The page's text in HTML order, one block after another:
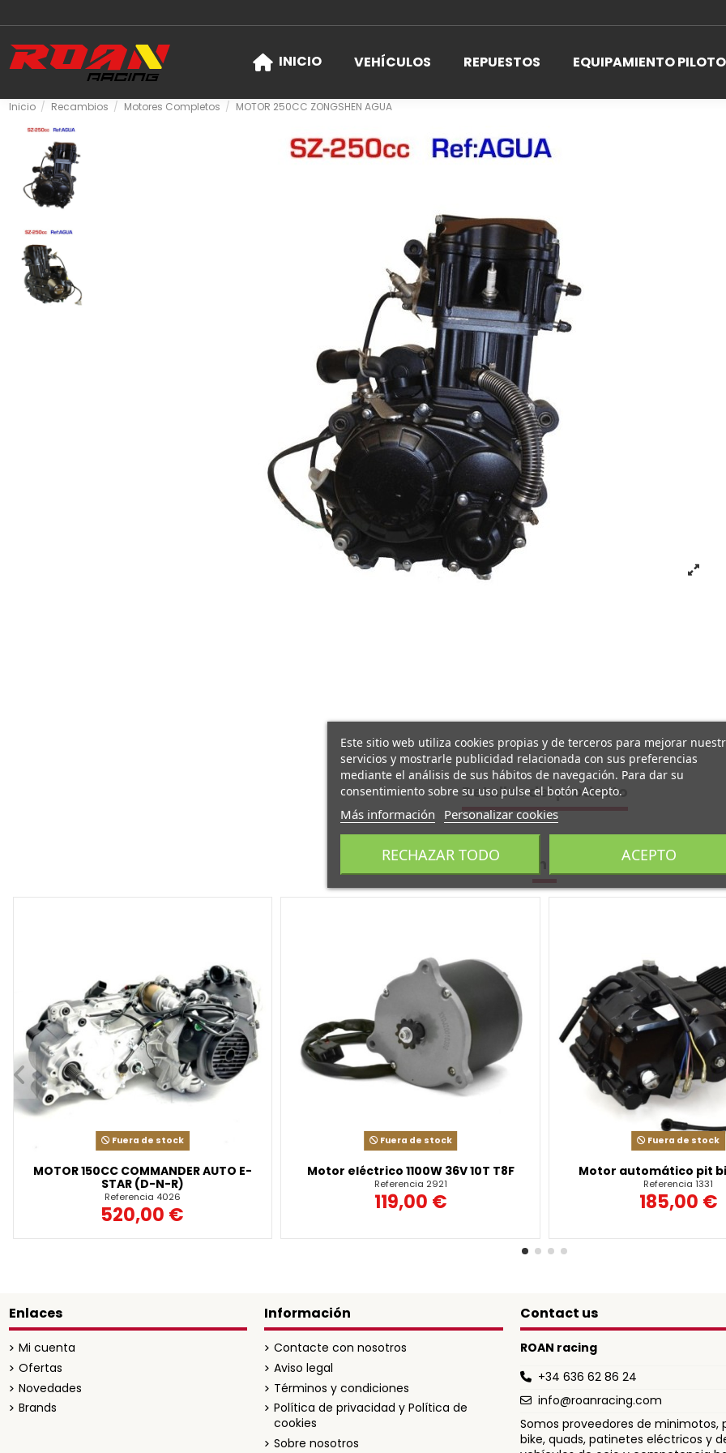
INICIO VEHÍCULOS REPUESTOS EQUIPAMIENTO PILOTO
Inicio Recambios Motores Completos MOTOR 250CC ZONGSHEN AGUA
Detalles del producto
16 otros productos en la misma categoría:
Fuera de stock
MOTOR 150CC COMMANDER AUTO E-
STAR (D-N-R)
Referencia 4026
520,00 €
Fuera de stock
Motor eléctrico 1100W 36V 10T T8F
Referencia 2921
119,00 €
Fuera de stock
Motor automático pit
Referencia1331
185,00 €
Enlaces
Mi cuenta
Ofertas
Novedades
Brands
Información
Contacte con nosotros
Aviso legal
Términos y condiciones
Política de privacidad y Política de
cookies
Sobre nosotros
Contact us
ROAN racing
+34 636 62 86 24
info@roanracing.com
Somos proveedores de minimotos,
bike, quads, patinetes eléctricos y
Este sitio web utiliza cookies propias y de terceros para mejorar
servicios y mostrarle publicidad relacionada con sus preferencias
mediante el análisis de sus hábitos de navegación. Para dar su
consentimiento sobre su uso pulse el botón Acepto.
Más información Personalizar cookies
RECHAZAR TODO ACEPTO